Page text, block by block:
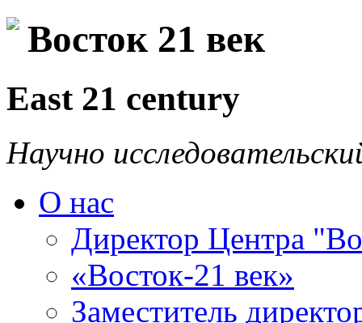
Восток 21 век
East 21 century
Научно
О нас
Директор Центра
«Восток-21 век»
Заместитель